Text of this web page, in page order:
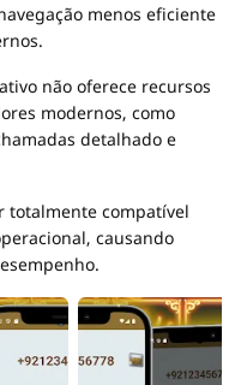
menos eficiente
não oferece recursos
modernos, como
detalhado e
totalmente compatível
causando